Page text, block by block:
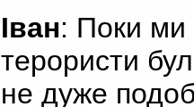
Іван: Поки ми
терористи
не дуже